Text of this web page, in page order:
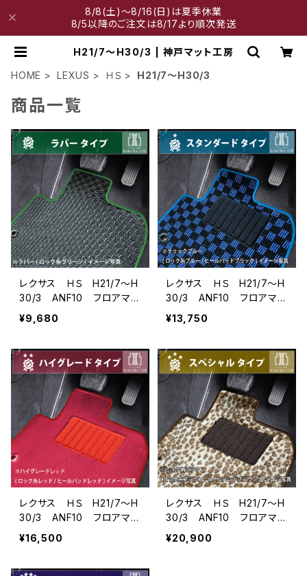
8/8(土)～8/16(日)は夏季休業
8/5以降のご注文は8/17より順次発送
H21/7～H30/3 | 神戸マット工房
HOME
LEXUS ＨＳ H21/7～H30/3
商品一覧
レクサス ＨＳ H21/7〜H
30/3 ANF10 フロアマッ
ト一式 カーマット 防
水 ラバータイプ
¥9,680
レクサス ＨＳ H21/7〜H
30/3 ANF10 フロアマッ
ト一式 カーマット スタン
ダードタイプ
¥13,750
レクサス ＨＳ H21/7〜H
30/3 ANF10 フロアマッ
ト一式 カーマット ハイグ
レードタイプ
¥16,500
レクサス ＨＳ H21/7〜H
30/3 ANF10 フロアマッ
ト一式 カーマット スペ
シャルタイプ
¥20,900